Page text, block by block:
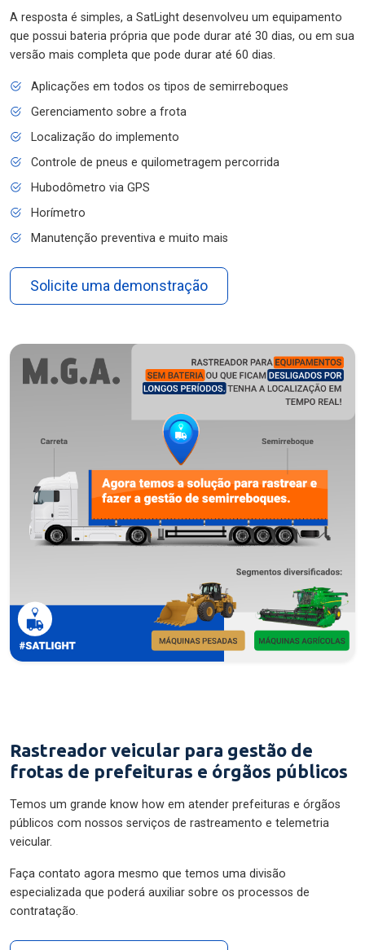
A resposta é simples, a SatLight desenvolveu um equipamento
que possui bateria própria que pode durar até 30 dias, ou em sua
versão mais completa que pode durar até 60 dias.
Aplicações em todos os tipos de semirreboques
Gerenciamento sobre a frota
Localização do implemento
Controle de pneus e quilometragem percorrida
Hubodômetro via GPS
Horímetro
Manutenção preventiva e muito mais
Solicite uma demonstração
Rastreador veicular para gestão de
frotas de prefeituras e órgãos públicos
Temos um grande know how em atender prefeituras e órgãos
públicos com nossos serviços de rastreamento e telemetria
veicular.
Faça contato agora mesmo que temos uma divisão
especializada que poderá auxiliar sobre os processos de
contratação.